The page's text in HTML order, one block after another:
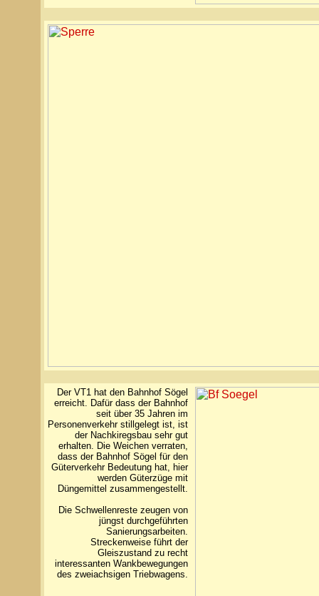
Der VT1 hat den Bahnhof Sögel
erreicht. Dafür dass der Bahnhof
seit über 35 Jahren im
Personenverkehr stillgelegt ist, ist
der Nachkiregsbau sehr gut
erhalten. Die Weichen verraten,
dass der Bahnhof Sögel für den
Güterverkehr Bedeutung hat, hier
werden Güterzüge mit
Düngemittel zusammengestellt.
Die Schwellenreste zeugen von
jüngst durchgeführten
Sanierungsarbeiten.
Streckenweise führt der
Gleiszustand zu recht
interessanten Wankbewegungen
des zweiachsigen Triebwagens.